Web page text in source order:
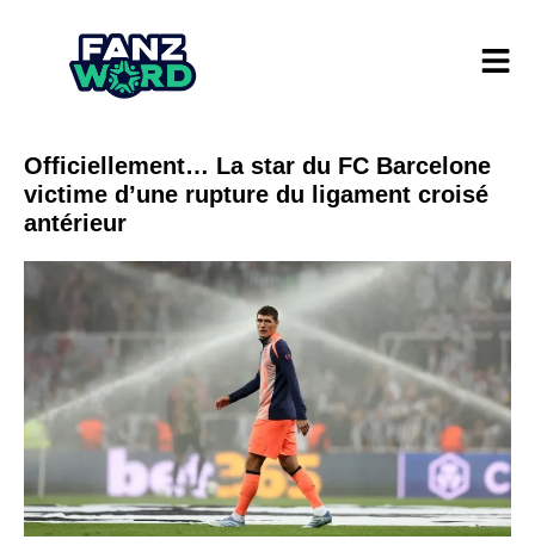
Officiellement… La star du FC Barcelone
victime d’une rupture du ligament croisé
antérieur